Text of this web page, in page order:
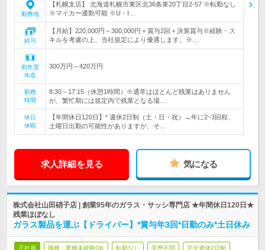
勤務地
【札幌支店】 北海道札幌市東区北36条東20丁目2-57 ※転勤なし
※マイカー通勤可能 ※U・I…
給与
【月給】220,000円～300,000円＋賞与2回＋決算賞与※経験・ス
キルを考慮の上、当社規定により優遇します。※…
初年度
年収
300万円～420万円
勤務
時間
8:30～17:15（休憩1時間）※通常はほとんど残業はありません
が、繁忙期には規定内で残業となる場…
休日
休暇
【年間休日120日】* 週休2日制（土・日・祝）→年に2~3回程、
土曜日出勤の可能性がありますが、そ…
求人詳細を見る 気になる
株式会社山田硝子店 | 創業95年のガラス・サッシ専門店 ★年間休日120日★
残業ほぼなし
ガラス製品を運ぶ【ドライバー】*賞与年3回*日勤のみ*土日休み
正社員 職種・業種未経験OK 転勤なし 学歴不問 完全週休2日制